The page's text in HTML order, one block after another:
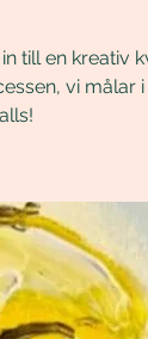
till en kreativ
vi målar i